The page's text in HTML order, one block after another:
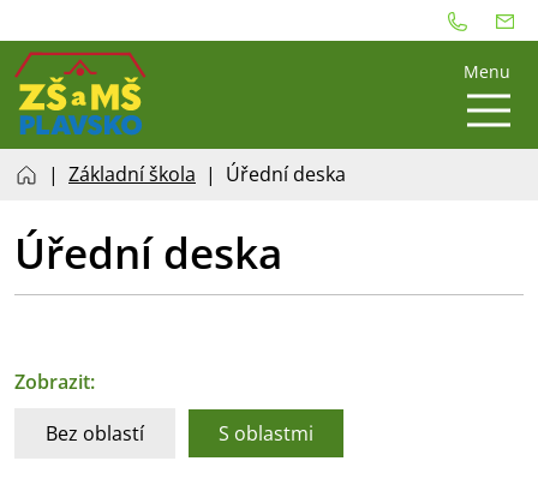
Menu
Základní škola Úřední deska
Úřední deska
Zobrazit:
Bez oblastí
S oblastmi